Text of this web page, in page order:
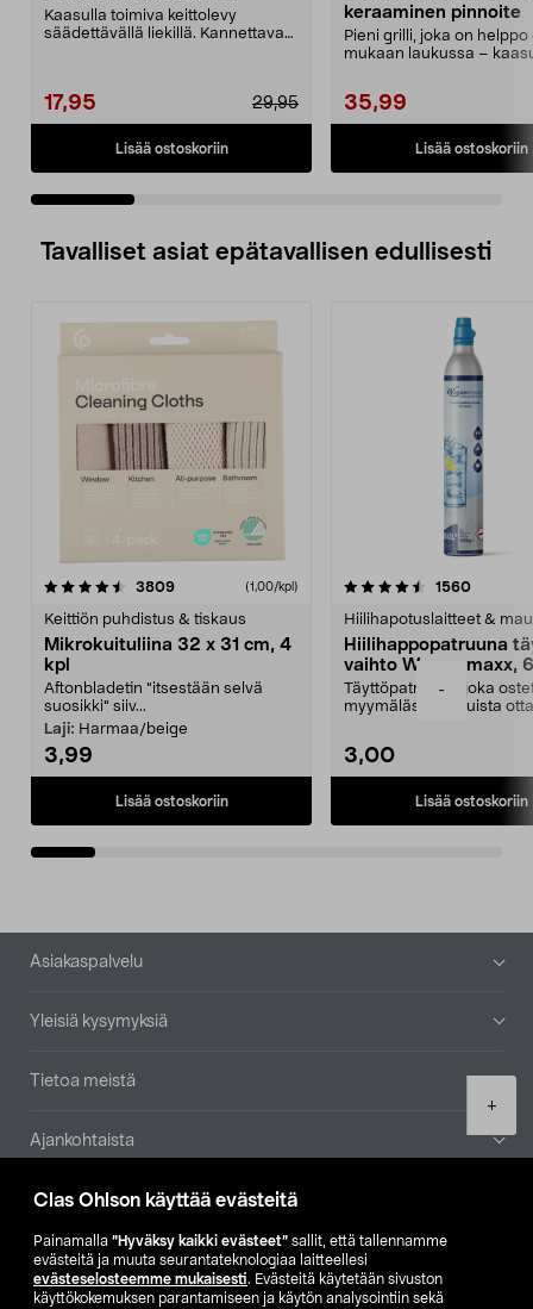
Clas Ohlson käyttää evästeitä
Painamalla ”Hyväksy kaikki evästeet” sallit, että tallennamme
evästeitä ja muuta seurantateknologiaa laitteellesi
evästeselosteemme mukaisesti. Evästeitä käytetään sivuston
käyttökokemuksen parantamiseen ja käytön analysointiin sekä
-
+
Kaasulla toimiva keittolevy
säädettävällä liekillä. Kannettava
17,95 29,95
Lisää ostoskoriin
keraaminen pinnoite
Pieni grilli, joka on helppo
mukaan laukussa –
35,99
Lisää ostoskoriin
Tavalliset asiat epätavallisen edullisesti
3809arvostelut (1,00/kpl)
Keittiön puhdistus & tiskaus
Mikrokuituliina 32 x 31 cm, 4
kpl
Aftonbladetin "itsestään selvä
suosikki" siiv...
Laji: Harmaa/beige
3,99
Lisää ostoskoriin
4.5viidestä
1560
Hiilihapotuslaitteet &
Hiilihappopatruuna
vaihto Wassermaxx,
Täyttöpatruuna, joka
myymälästä – muista
3,00
Lisää ostoskoriin
4.5viidestä
Alatunniste
Asiakaspalvelu
Yleisiä kysymyksiä
Tietoa meistä
Ajankohtaista
Muut yrityksemme
Etsi myymälä